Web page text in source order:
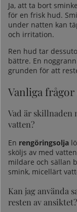
Ja, att ta bort
för en frisk hud.
under natten kan
och irritation.
Ren hud tar
bättre. En
grunden för att
Vanliga
Vad är
vatten?
En rengöringsolja
sköljs av med
mildare och sällan
smink, micellärt
Kan jag använda
resten av ansiktet?